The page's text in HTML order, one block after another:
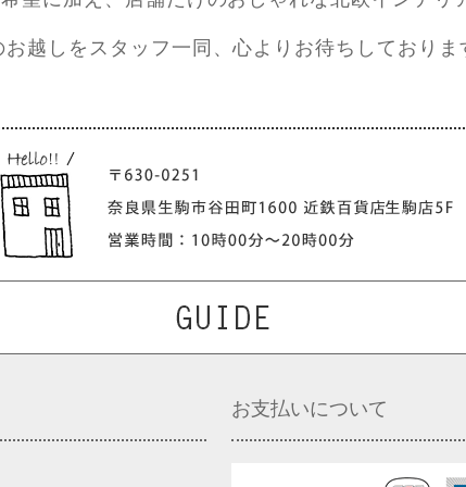
お越しをスタッフ一同、心よりお待ちしておりま
お支払いについて